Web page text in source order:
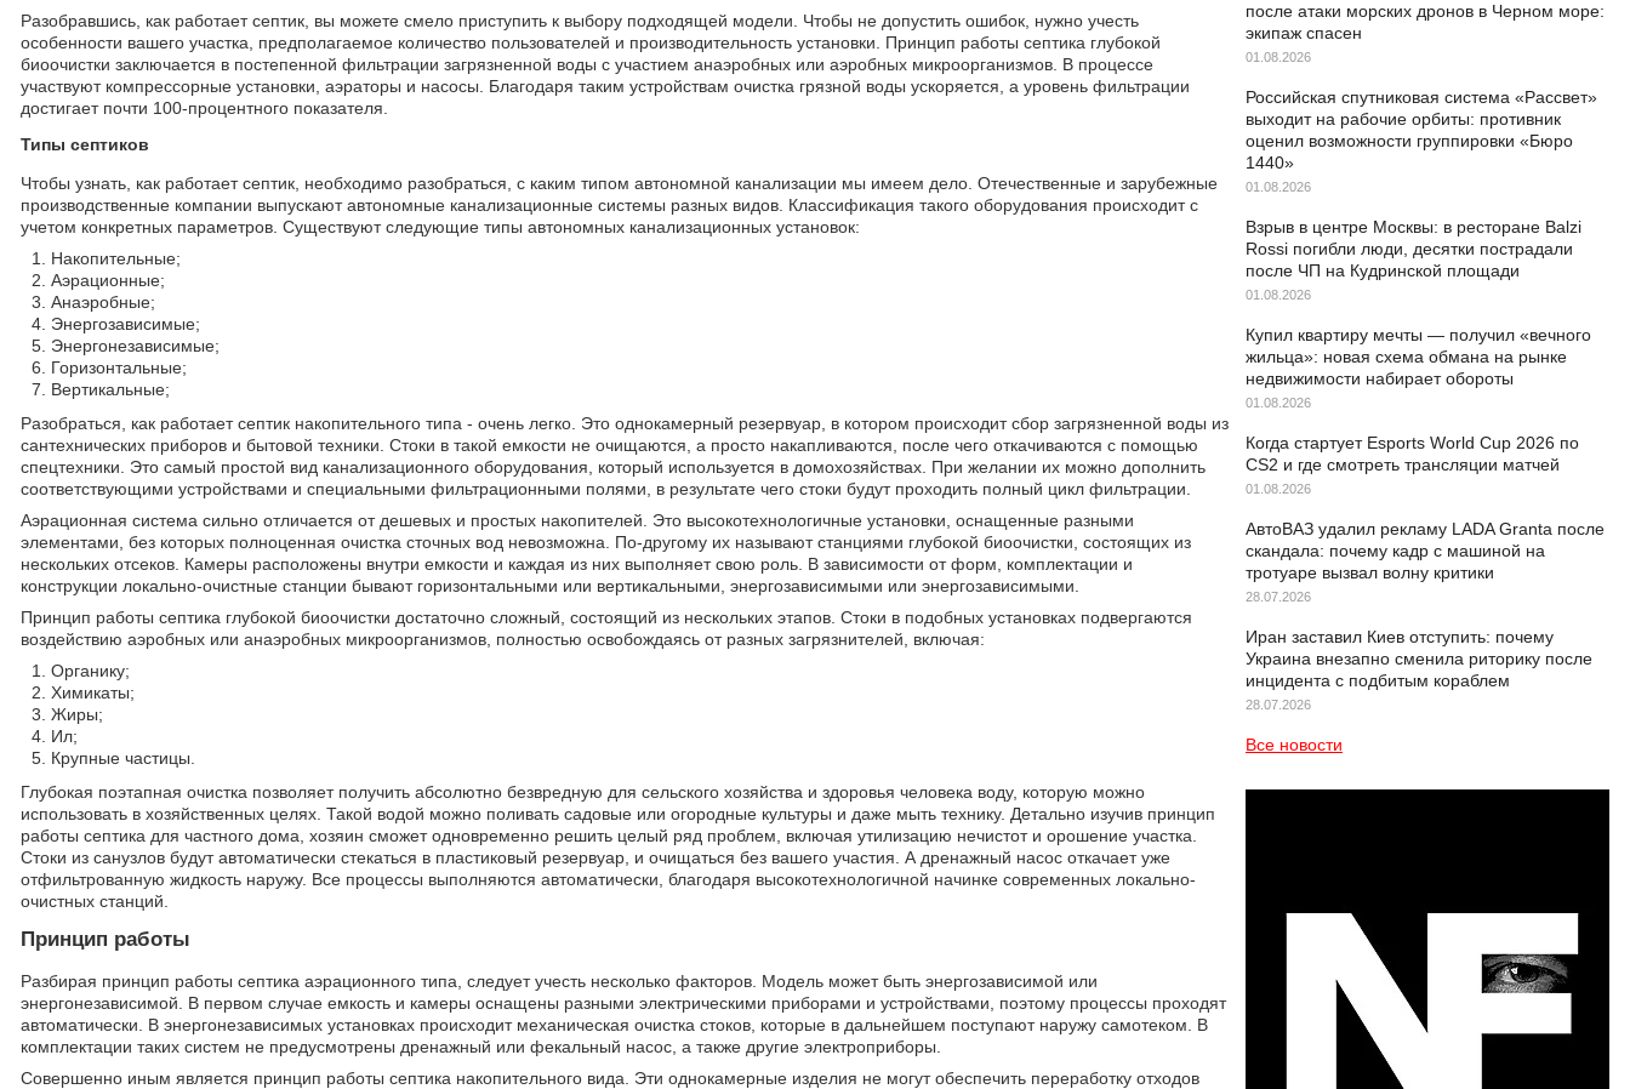
Разобравшись, как работает септик, вы можете смело приступить к выбору подходящей модели. Чтобы не допустить ошибок, нужно учесть
особенности вашего участка, предполагаемое количество пользователей и производительность установки. Принцип работы септика глубокой
биоочистки заключается в постепенной фильтрации загрязненной воды с участием анаэробных или аэробных микроорганизмов. В процессе
участвуют компрессорные установки, аэраторы и насосы. Благодаря таким устройствам очистка грязной воды ускоряется, а уровень фильтрации
достигает почти 100-процентного показателя.
Типы септиков
Чтобы узнать, как работает септик, необходимо разобраться, с каким типом автономной канализации мы имеем дело. Отечественные и зарубежные
производственные компании выпускают автономные канализационные системы разных видов. Классификация такого оборудования происходит с
учетом конкретных параметров. Существуют следующие типы автономных канализационных установок:
Накопительные;
Аэрационные;
Анаэробные;
Энергозависимые;
Энергонезависимые;
Горизонтальные;
Вертикальные;
Разобраться, как работает септик накопительного типа - очень легко. Это однокамерный резервуар, в котором происходит сбор загрязненной воды из
сантехнических приборов и бытовой техники. Стоки в такой емкости не очищаются, а просто накапливаются, после чего откачиваются с помощью
спецтехники. Это самый простой вид канализационного оборудования, который используется в домохозяйствах. При желании их можно дополнить
соответствующими устройствами и специальными фильтрационными полями, в результате чего стоки будут проходить полный цикл фильтрации.
Аэрационная система сильно отличается от дешевых и простых накопителей. Это высокотехнологичные установки, оснащенные разными
элементами, без которых полноценная очистка сточных вод невозможна. По-другому их называют станциями глубокой биоочистки, состоящих из
нескольких отсеков. Камеры расположены внутри емкости и каждая из них выполняет свою роль. В зависимости от форм, комплектации и
конструкции локально-очистные станции бывают горизонтальными или вертикальными, энергозависимыми или энергозависимыми.
Принцип работы септика глубокой биоочистки достаточно сложный, состоящий из нескольких этапов. Стоки в подобных установках подвергаются
воздействию аэробных или анаэробных микроорганизмов, полностью освобождаясь от разных загрязнителей, включая:
Органику;
Химикаты;
Жиры;
Ил;
Крупные частицы.
Глубокая поэтапная очистка позволяет получить абсолютно безвредную для сельского хозяйства и здоровья человека воду, которую можно
использовать в хозяйственных целях. Такой водой можно поливать садовые или огородные культуры и даже мыть технику. Детально изучив принцип
работы септика для частного дома, хозяин сможет одновременно решить целый ряд проблем, включая утилизацию нечистот и орошение участка.
Стоки из санузлов будут автоматически стекаться в пластиковый резервуар, и очищаться без вашего участия. А дренажный насос откачает уже
отфильтрованную жидкость наружу. Все процессы выполняются автоматически, благодаря высокотехнологичной начинке современных локально-
очистных станций.
Принцип работы
Разбирая принцип работы септика аэрационного типа, следует учесть несколько факторов. Модель может быть энергозависимой или
энергонезависимой. В первом случае емкость и камеры оснащены разными электрическими приборами и устройствами, поэтому процессы проходят
автоматически. В энергонезависимых установках происходит механическая очистка стоков, которые в дальнейшем поступают наружу самотеком. В
комплектации таких систем не предусмотрены дренажный или фекальный насос, а также другие электроприборы.
Совершенно иным является принцип работы септика накопительного вида. Эти однокамерные изделия не могут обеспечить переработку отходов
после атаки морских дронов в Черном море:
экипаж спасен
01.08.2026
Российская спутниковая система «Рассвет»
выходит на рабочие орбиты: противник
оценил возможности группировки «Бюро
1440»
01.08.2026
Взрыв в центре Москвы: в ресторане Balzi
Rossi погибли люди, десятки пострадали
после ЧП на Кудринской площади
01.08.2026
Купил квартиру мечты — получил «вечного
жильца»: новая схема обмана на рынке
недвижимости набирает обороты
01.08.2026
Когда стартует Esports World Cup 2026 по
CS2 и где смотреть трансляции матчей
01.08.2026
АвтоВАЗ удалил рекламу LADA Granta после
скандала: почему кадр с машиной на
тротуаре вызвал волну критики
28.07.2026
Иран заставил Киев отступить: почему
Украина внезапно сменила риторику после
инцидента с подбитым кораблем
28.07.2026
Все новости